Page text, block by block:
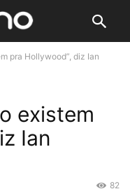
pra Hollywood”, diz Ian
existem
Ian
82